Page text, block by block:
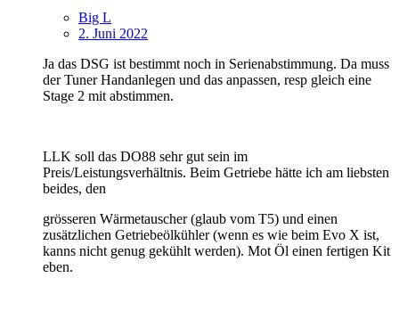
Big L
2. Juni 2022
Ja das DSG ist bestimmt noch in Serienabstimmung. Da muss
der Tuner Handanlegen und das anpassen, resp gleich eine
Stage 2 mit abstimmen.
LLK soll das DO88 sehr gut sein im
Preis/Leistungsverhältnis. Beim Getriebe hätte ich am liebsten
beides, den
grösseren Wärmetauscher (glaub vom T5) und einen
zusätzlichen Getriebeölkühler (wenn es wie beim Evo X ist,
kanns nicht genug gekühlt werden). Mot Öl einen fertigen Kit
eben.